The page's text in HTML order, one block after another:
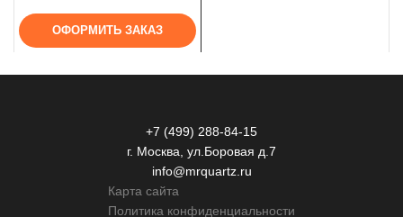
ОФОРМИТЬ ЗАКАЗ
+7 (499) 288-84-15
г. Москва, ул.Боровая д.7
info@mrquartz.ru
Карта сайта
Политика конфиденциальности